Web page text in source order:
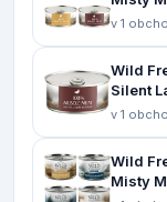
v 1
Wild
Silent
v 1
Wild
Misty